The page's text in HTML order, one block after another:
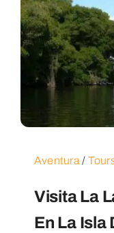
Aventura /
Visita La
En La Isla